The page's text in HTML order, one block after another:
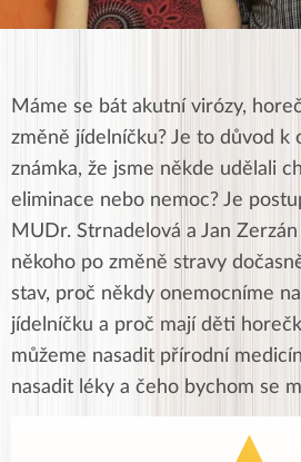
Máme se bát akutní virózy,
změně jídelníčku? Je to důvod k
známka, že jsme někde udělali
eliminace nebo nemoc? Je
MUDr. Strnadelová a Jan
někoho po změně stravy
stav, proč někdy onemocníme
jídelníčku a proč mají děti
můžeme nasadit přírodní
nasadit léky a čeho bychom se